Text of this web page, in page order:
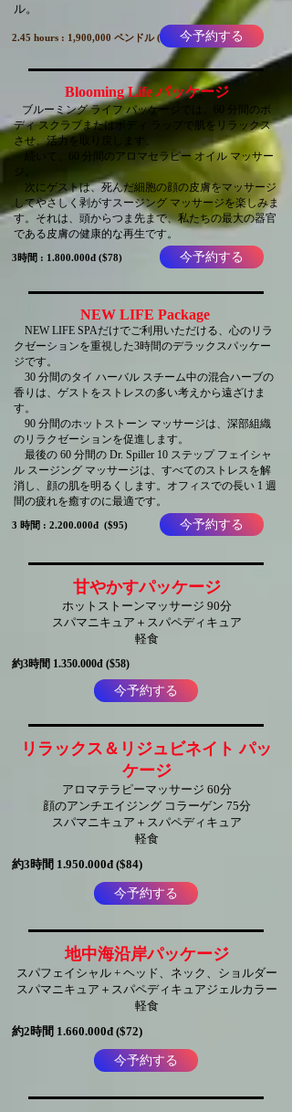
ル。
2.45 hours : 1,900,000 ペンドル ($82)今予約する
Blooming Life パッケージ
ブルーミング ライフ パッケージでは、60 分間のボ
ディ スクラブまたはボディ ラップで肌をリラックス
させ、活力を取り戻します。
続いて、60 分間のアロマセラピー オイル マッサー
次にゲストは、死んだ細胞の顔の皮膚をマッサージ
してやさしく剥がすスージング マッサージを楽しみま
す。それは、頭からつま先まで、私たちの最大の器官
である皮膚の健康的な再生です。
3時間 : 1.800.000đ ($78) 今予約する
NEW LIFE Package
NEW LIFE SPAだけでご利用いただける、心のリラ
クゼーションを重視した3時間のデラックスパッケー
ジです。
30 分間のタイ ハーバル スチーム中の混合ハーブの
香りは、ゲストをストレスの多い考えから遠ざけま
す。
90 分間のホットストーン マッサージは、深部組織
のリラクゼーションを促進します。
最後の 60 分間の Dr. Spiller 10 ステップ フェイシャ
ル スージング マッサージは、すべてのストレスを解
消し、顔の肌を明るくします。オフィスでの長い 1 週
間の疲れを癒すのに最適です。
3 時間 : 2.200.000đ ($95) 今予約する
甘やかすパッケージ
ホットストーンマッサージ 90分
スパマニキュア＋スパペディキュア
軽食
約3時間 1.350.000đ ($58)
今予約する
リラックス＆リジュビネイト パッ
ケージ
アロマテラピーマッサージ 60分
顔のアンチエイジング コラーゲン 75分
スパマニキュア＋スパペディキュア
軽食
約3時間 1.950.000đ ($84)
今予約する
地中海沿岸パッケージ
スパフェイシャル + ヘッド、ネック、ショルダー
スパマニキュア＋スパペディキュアジェルカラー
軽食
約2時間 1.660.000đ ($72)
今予約する